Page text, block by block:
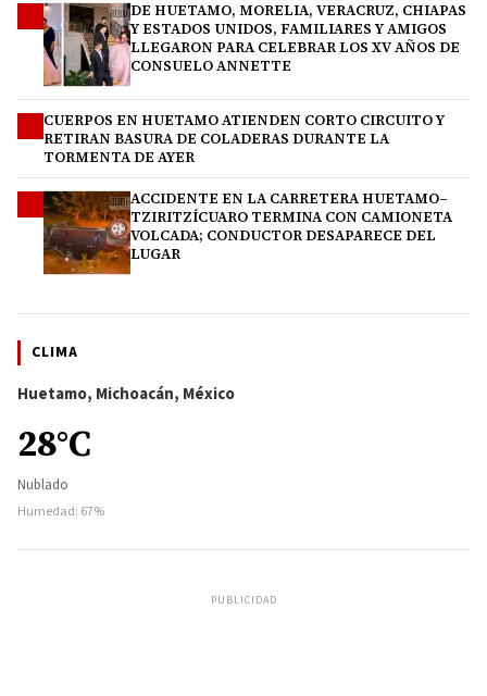
DE HUETAMO, MORELIA, VERACRUZ, CHIAPAS
Y ESTADOS UNIDOS, FAMILIARES Y AMIGOS
LLEGARON PARA CELEBRAR LOS XV AÑOS DE
CONSUELO ANNETTE
CUERPOS EN HUETAMO ATIENDEN CORTO CIRCUITO Y
RETIRAN BASURA DE COLADERAS DURANTE LA
TORMENTA DE AYER
ACCIDENTE EN LA CARRETERA HUETAMO–
TZIRITZÍCUARO TERMINA CON CAMIONETA
VOLCADA; CONDUCTOR DESAPARECE DEL
LUGAR
CLIMA
Huetamo, Michoacán, México
28°C
Nublado
Humedad: 67%
PUBLICIDAD